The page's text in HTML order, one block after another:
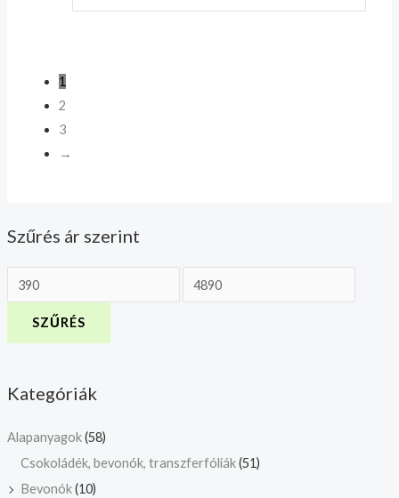
Szűrés ár szerint
SZŰRÉS
Kategóriák
Alapanyagok(58)
Csokoládék, bevonók, transzferfóliák(51)
Bevonók(10)
1
2
3
→